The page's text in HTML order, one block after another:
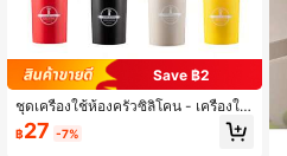
Save ฿2
ชุดเครื่องใช้ห้องครัวซิลิโคน - เครื่องใช้
ห้องครัวซิลิโคนทนความร้อน สำหรับกา
รปรุงอาหาร ชุดพายุซิลิโคนหูจับไม้และ
฿27 -7%